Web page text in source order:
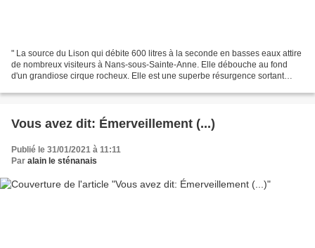
" La source du Lison qui débite 600 litres à la seconde en basses eaux attire
de nombreux visiteurs à Nans-sous-Sainte-Anne. Elle débouche au fond
d'un grandiose cirque rocheux. Elle est une superbe résurgence sortant
Vous avez dit: Émerveillement (...)
Publié le 31/01/2021 à 11:11
Par alain le sténanais